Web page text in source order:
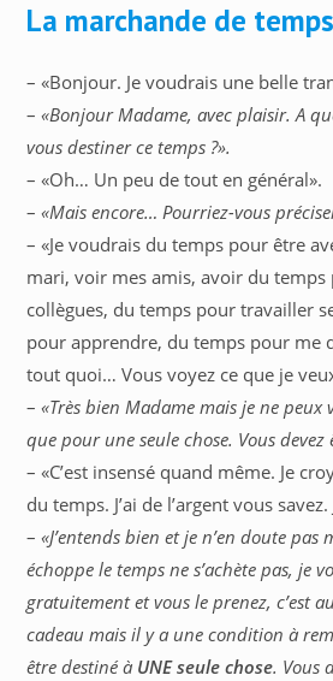
La marchande de temps
– «Bonjour. Je voudrais une belle
–«Bonjour Madame, avec plaisir. A
vous destiner ce temps ?».
– «Oh… Un peu de tout en général».
–«Mais encore… Pourriez-vous
– «Je voudrais du temps pour être
mari, voir mes amis, avoir du temps
collègues, du temps pour travailler
pour apprendre, du temps pour me
tout quoi… Vous voyez ce que je
–«Très bien Madame mais je ne
que pour une seule chose. Vous devez
– «C’est insensé quand même. Je
du temps. J’ai de l’argent vous
–«J’entends bien et je n’en doute pas
échoppe le temps ne s’achète pas, je
gratuitement et vous le prenez, c’est
cadeau mais il y a une condition à
être destiné à UNE seule chose. Vous